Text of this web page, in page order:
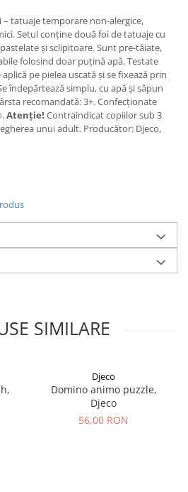
– tatuaje temporare non-alergice,
Setul conține două foi de tatuaje cu
și sclipitoare. Sunt pre-tăiate,
folosind doar puțină apă. Testate
pe pielea uscată și se fixează prin
îndepărtează simplu, cu apă și săpun
recomandată: 3+. Confecționate
Atenție! Contraindicat copiilor sub 3
unui adult. Producător: Djeco,
SIMILARE
Djeco
Domino animo puzzle,
Djeco
56,00 RON